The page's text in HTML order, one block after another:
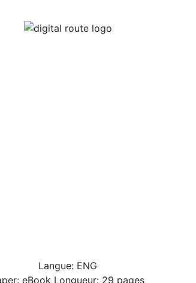
Langue: ENG
eBook Longueur: 29 pages